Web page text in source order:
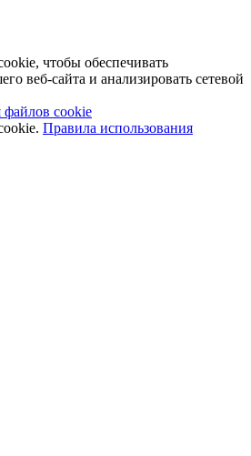
чтобы обеспечивать
веб-сайта и анализировать сетевой
файлов cookie
Правила использования